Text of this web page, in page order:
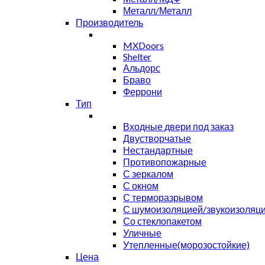
Металл/Металл
Производитель
MXDoors
Shelter
Альдорс
Браво
Феррони
Тип
Входные двери под заказ
Двустворчатые
Нестандартные
Противопожарные
С зеркалом
С окном
С терморазрывом
С шумоизоляцией/
Со стеклопакетом
Уличные
Утепленные(морозостойкие)
Цена